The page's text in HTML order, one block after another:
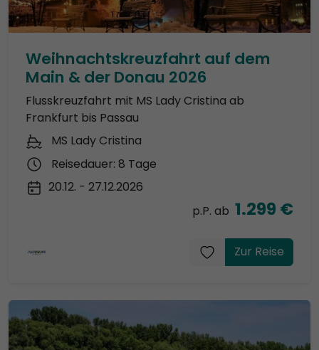
Weihnachtskreuzfahrt auf dem
Main & der Donau 2026
Flusskreuzfahrt mit MS Lady Cristina ab
Frankfurt bis Passau
MS Lady Cristina
Reisedauer: 8 Tage
20.12. - 27.12.2026
p.P. ab 1.299 €
Zur Reise